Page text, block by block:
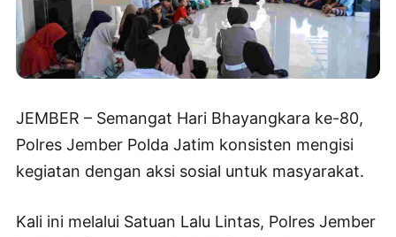
JEMBER – Semangat Hari Bhayangkara ke-80,
Polres Jember Polda Jatim konsisten mengisi
kegiatan dengan aksi sosial untuk masyarakat.
Kali ini melalui Satuan Lalu Lintas, Polres Jember